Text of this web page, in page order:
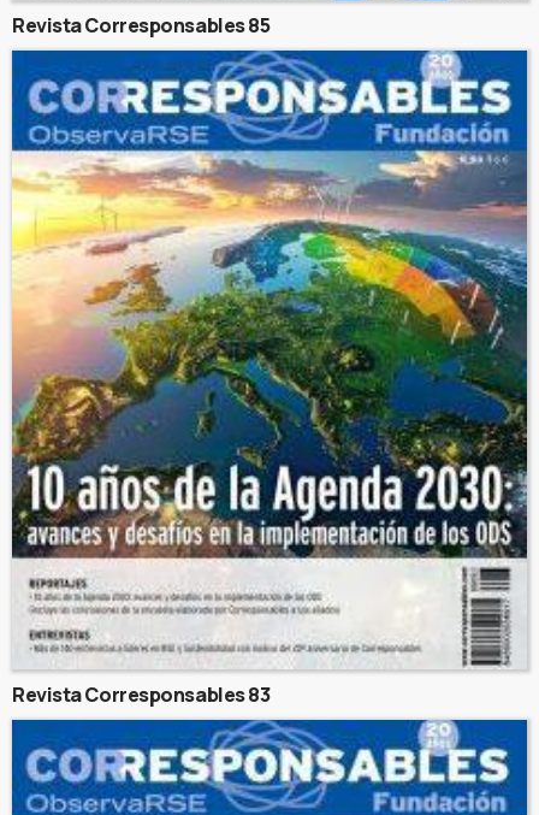
Revista Corresponsables 85
Revista Corresponsables 83